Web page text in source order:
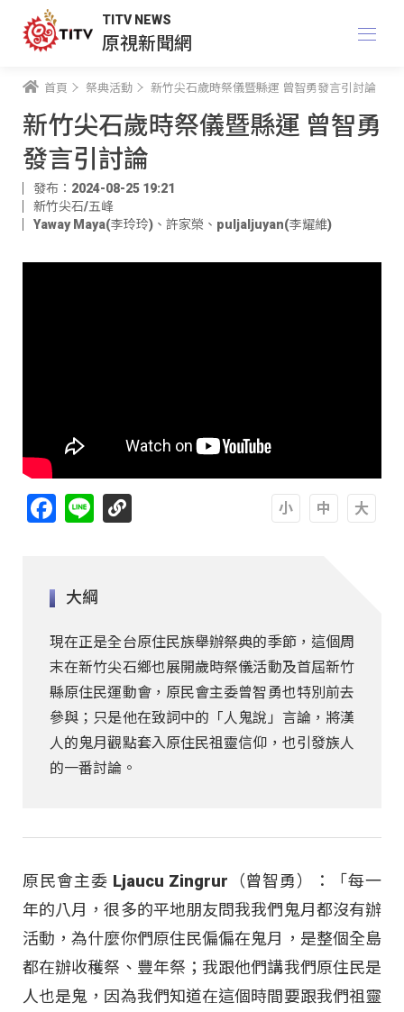
TITV NEWS
原視新聞網
首頁 祭典活動 新竹尖石歲時祭儀暨縣運 曾智勇發言引討論
新竹尖石歲時祭儀暨縣運 曾智勇
發言引討論
發布：2024-08-25 19:21
新竹尖石/五峰
Yaway Maya(李玲玲) 、 許家榮 、 puljaljuyan(李耀維)
Facebook
Line
大綱
現在正是全台原住民族舉辦祭典的季節，這個周
末在新竹尖石鄉也展開歲時祭儀活動及首屆新竹
縣原住民運動會，原民會主委曾智勇也特別前去
參與；只是他在致詞中的「人鬼說」言論，將漢
人的鬼月觀點套入原住民祖靈信仰，也引發族人
的一番討論。
原民會主委 Ljaucu Zingrur（曾智勇）：「每一
年的八月，很多的平地朋友問我我們鬼月都沒有辦
活動，為什麼你們原住民偏偏在鬼月，是整個全島
都在辦收穫祭、豐年祭；我跟他們講我們原住民是
人也是鬼，因為我們知道在這個時間要跟我們祖靈